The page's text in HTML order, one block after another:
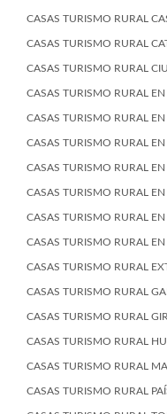
CASAS TURISMO RURAL
CASAS TURISMO RURAL
CASAS TURISMO RURAL
CASAS TURISMO RURAL
CASAS TURISMO RURAL
CASAS TURISMO RURAL
CASAS TURISMO RURAL
CASAS TURISMO RURAL
CASAS TURISMO RURAL EN
CASAS TURISMO RURAL EN
CASAS TURISMO RURAL
CASAS TURISMO RURAL
CASAS TURISMO RURAL
CASAS TURISMO RURAL
CASAS TURISMO RURAL
CASAS TURISMO RURAL